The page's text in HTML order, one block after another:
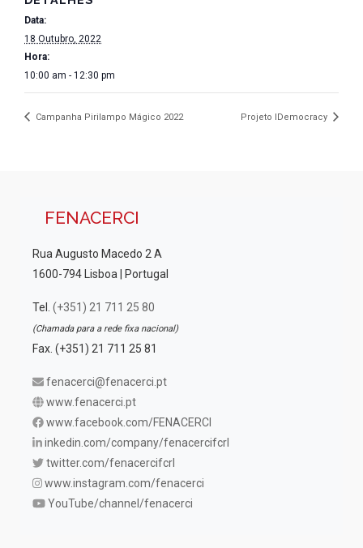
Data:
18 Outubro, 2022
Hora:
10:00 am - 12:30 pm
Campanha Pirilampo Mágico 2022 Projeto IDemocracy
FENACERCI
Rua Augusto Macedo 2 A
1600-794 Lisboa | Portugal
Tel. (+351) 21 711 25 80
(Chamada para a rede fixa nacional)
Fax. (+351) 21 711 25 81
fenacerci@fenacerci.pt
www.fenacerci.pt
www.facebook.com/FENACERCI
inkedin.com/company/fenacercifcrl
twitter.com/fenacercifcrl
www.instagram.com/fenacerci
YouTube/channel/fenacerci